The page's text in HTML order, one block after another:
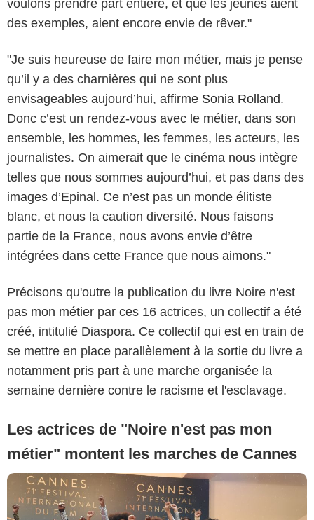
voulons prendre part entière, et que les jeunes aient
des exemples, aient encore envie de rêver."
"Je suis heureuse de faire mon métier, mais je pense
qu’il y a des charnières qui ne sont plus
envisageables aujourd’hui, affirme Sonia Rolland.
Donc c’est un rendez-vous avec le métier, dans son
ensemble, les hommes, les femmes, les acteurs, les
journalistes. On aimerait que le cinéma nous intègre
telles que nous sommes aujourd’hui, et pas dans des
images d’Epinal. Ce n’est pas un monde élitiste
blanc, et nous la caution diversité. Nous faisons
partie de la France, nous avons envie d’être
intégrées dans cette France que nous aimons."
Précisons qu'outre la publication du livre Noire n'est
pas mon métier par ces 16 actrices, un collectif a été
créé, intitulié Diaspora. Ce collectif qui est en train de
se mettre en place parallèlement à la sortie du livre a
notamment pris part à une marche organisée la
semaine dernière contre le racisme et l'esclavage.
Les actrices de "Noire n'est pas mon
métier" montent les marches de Cannes